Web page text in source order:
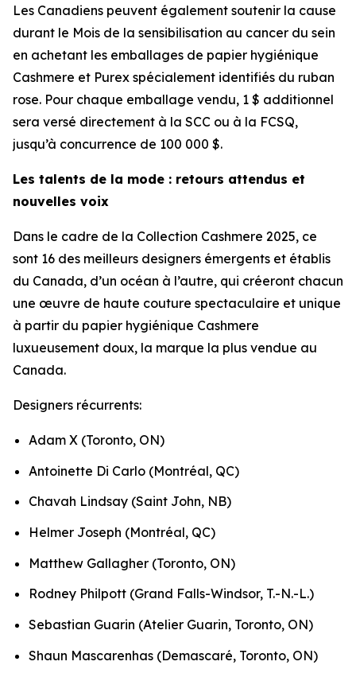
Les Canadiens peuvent également soutenir la cause
durant le Mois de la sensibilisation au cancer du sein
en achetant les emballages de papier hygiénique
Cashmere et Purex spécialement identifiés du ruban
rose. Pour chaque emballage vendu, 1 $ additionnel
sera versé directement à la SCC ou à la FCSQ,
jusqu’à concurrence de 100 000 $.
Les talents de la mode : retours attendus et
nouvelles voix
Dans le cadre de la Collection Cashmere 2025, ce
sont 16 des meilleurs designers émergents et établis
du Canada, d’un océan à l’autre, qui créeront chacun
une œuvre de haute couture spectaculaire et unique
à partir du papier hygiénique Cashmere
luxueusement doux, la marque la plus vendue au
Canada.
Designers récurrents:
Adam X (Toronto, ON)
Antoinette Di Carlo (Montréal, QC)
Chavah Lindsay (Saint John, NB)
Helmer Joseph (Montréal, QC)
Matthew Gallagher (Toronto, ON)
Rodney Philpott (Grand Falls-Windsor, T.-N.-L.)
Sebastian Guarin (Atelier Guarin, Toronto, ON)
Shaun Mascarenhas (Demascaré, Toronto, ON)